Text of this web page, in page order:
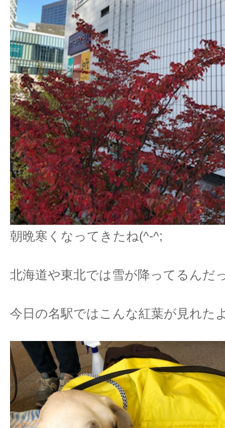
朝晩寒くなってきたね(^-^;
北海道や東北では雪が降ってるんだ
今日の名駅ではこんな紅葉が見れ